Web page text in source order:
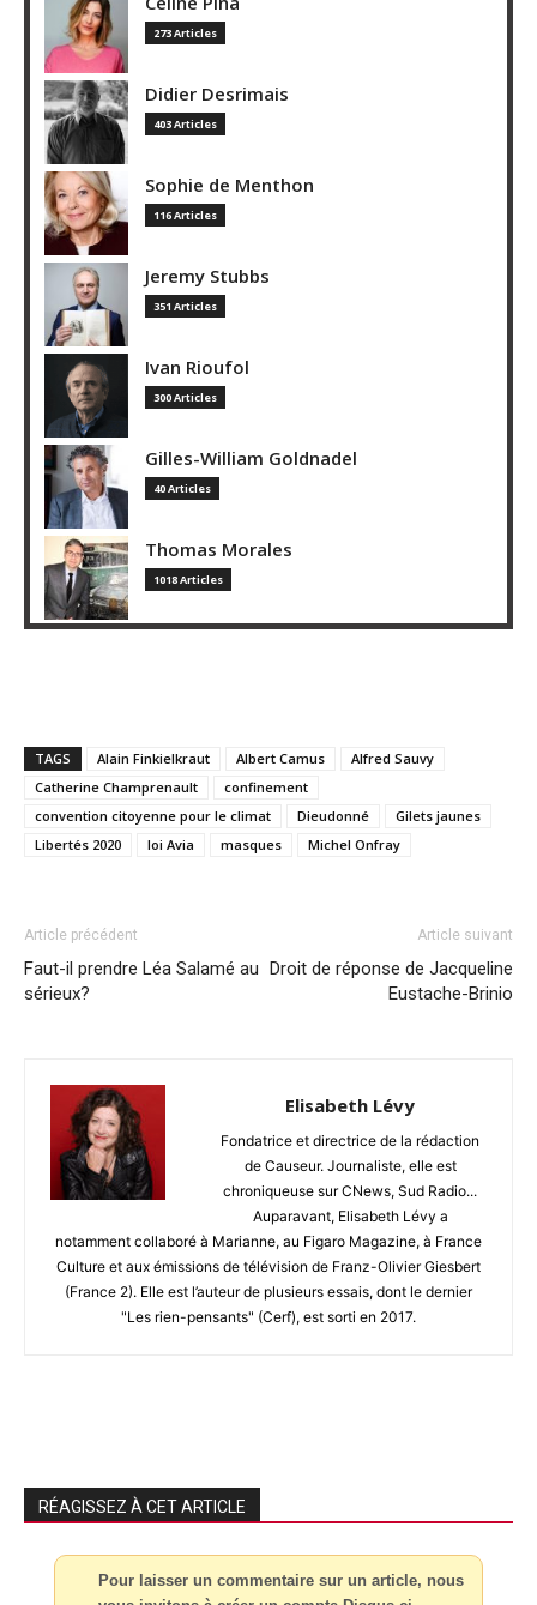
273 Articles
Didier Desrimais
403 Articles
Sophie de Menthon
116 Articles
Jeremy Stubbs
351 Articles
Ivan Rioufol
300 Articles
Gilles-William Goldnadel
40 Articles
Thomas Morales
1018 Articles
TAGS Alain Finkielkraut Albert Camus
Alfred Sauvy
Catherine Champrenault
confinement
convention citoyenne pour le climat
Dieudonné
Gilets jaunes
Libertés 2020
loi Avia masques Michel Onfray
Article précédent
Faut-il prendre Léa Salamé au
sérieux?
Article suivant
Droit de réponse de Jacqueline
Eustache-Brinio
Elisabeth Lévy
Fondatrice et directrice de la rédaction
de Causeur. Journaliste, elle est
chroniqueuse sur CNews, Sud Radio...
Auparavant, Elisabeth Lévy a
notamment collaboré à Marianne, au Figaro Magazine, à France
Culture et aux émissions de télévision de Franz-Olivier Giesbert
(France 2). Elle est l’auteur de plusieurs essais, dont le dernier
"Les rien-pensants" (Cerf), est sorti en 2017.
RÉAGISSEZ À CET ARTICLE
Pour laisser un commentaire sur un article, nous